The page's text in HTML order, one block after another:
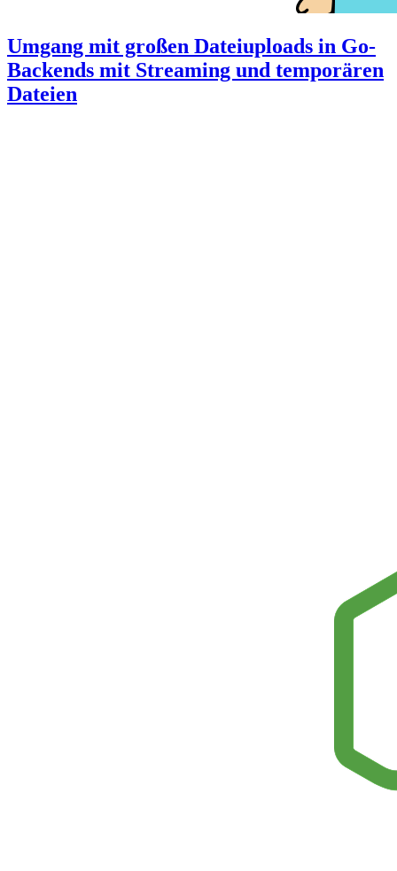
Umgang mit großen Dateiuploads in Go-
Backends mit Streaming und temporären
Dateien